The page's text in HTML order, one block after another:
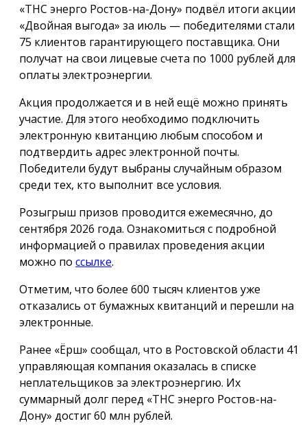
«ТНС энерго Ростов-на-Дону» подвёл итоги акции
«Двойная выгода» за июль — победителями стали
75 клиентов гарантирующего поставщика. Они
получат на свои лицевые счета по 1000 рублей для
оплаты электроэнергии.
Акция продолжается и в ней ещё можно принять
участие. Для этого необходимо подключить
электронную квитанцию любым способом и
подтвердить адрес электронной почты.
Победители будут выбраны случайным образом
среди тех, кто выполнит все условия.
Розыгрыш призов проводится ежемесячно, до
сентября 2026 года. Ознакомиться с подробной
информацией о правилах проведения акции
можно по ссылке.
Отметим, что более 600 тысяч клиентов уже
отказались от бумажных квитанций и перешли на
электронные.
Ранее «Ёрш» сообщал, что в Ростовской области 41
управляющая компания оказалась в списке
неплательщиков за электроэнергию. Их
суммарный долг перед «ТНС энерго Ростов-на-
Дону» достиг 60 млн рублей.